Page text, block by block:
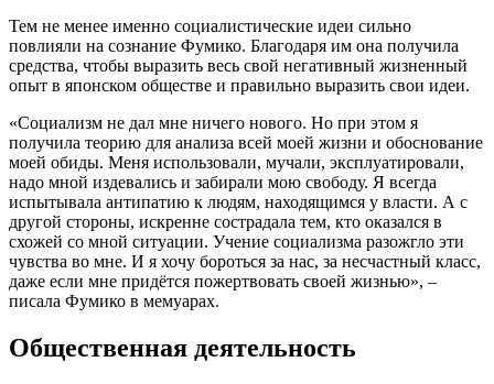
Тем не менее именно социалистические идеи сильно
повлияли на сознание Фумико. Благодаря им она получила
средства, чтобы выразить весь свой негативный жизненный
опыт в японском обществе и правильно выразить свои идеи.
«Социализм не дал мне ничего нового. Но при этом я
получила теорию для анализа всей моей жизни и обоснование
моей обиды. Меня использовали, мучали, эксплуатировали,
надо мной издевались и забирали мою свободу. Я всегда
испытывала антипатию к людям, находящимся у власти. А с
другой стороны, искренне сострадала тем, кто оказался в
схожей со мной ситуации. Учение социализма разожгло эти
чувства во мне. И я хочу бороться за нас, за несчастный класс,
даже если мне придётся пожертвовать своей жизнью», –
писала Фумико в мемуарах.
Общественная деятельность